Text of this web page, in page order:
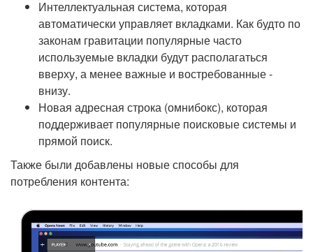
Интеллектуальная система, которая
автоматически управляет вкладками. Как будто по
законам гравитации популярные часто
используемые вкладки будут располагаться
вверху, а менее важные и востребованные -
внизу.
Новая адресная строка (омнибокс), которая
поддерживает популярные поисковые системы и
прямой поиск.
Также были добавлены новые способы для
потребления контента: